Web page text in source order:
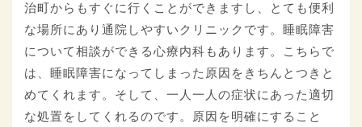
治町からもすぐに行くことができますし、とても便利
な場所にあり通院しやすいクリニックです。睡眠障害
について相談ができる心療内科もあります。こちらで
は、睡眠障害になってしまった原因をきちんとつきと
めてくれます。そして、一人一人の症状にあった適切
な処置をしてくれるのです。原因を明確にすること